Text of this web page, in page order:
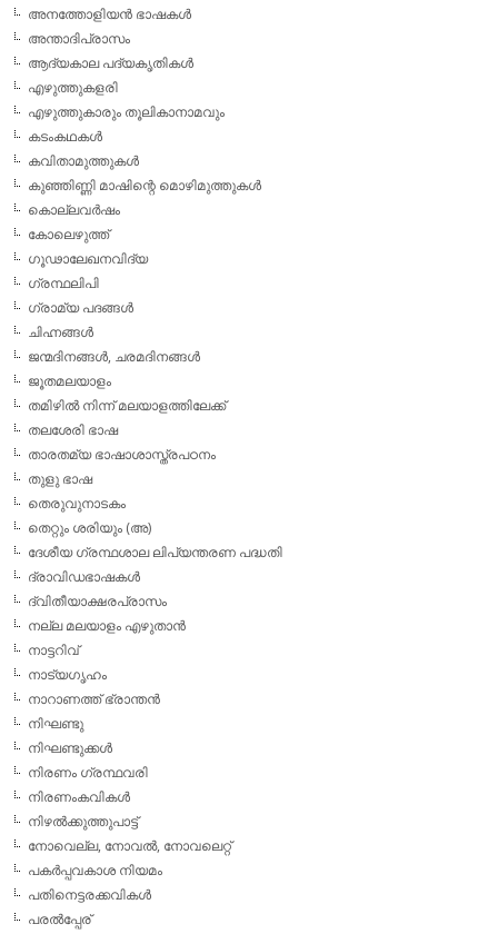
അനത്തോളിയന്‍ ഭാഷകള്‍
അന്താദിപ്രാസം
ആദ്യകാല പദ്യകൃതികള്‍
എഴുത്തുകളരി
എഴുത്തുകാരും തൂലികാനാമവും
കടംകഥകള്‍
കവിതാമുത്തുകള്‍
കുഞ്ഞിണ്ണി മാഷിന്റെ മൊഴിമുത്തുകള്‍
കൊല്ലവര്‍ഷം
കോലെഴുത്ത്
ഗൂഢാലേഖനവിദ്യ
ഗ്രന്ഥലിപി
ഗ്രാമ്യ പദങ്ങള്‍
ചിഹ്നങ്ങള്‍
ജന്മദിനങ്ങള്‍, ചരമദിനങ്ങള്‍
ജൂതമലയാളം
തമിഴില്‍ നിന്ന് മലയാളത്തിലേക്ക്
തലശേരി ഭാഷ
താരതമ്യ ഭാഷാശാസ്ത്രപഠനം
തുളു ഭാഷ
തെരുവുനാടകം
തെറ്റും ശരിയും (അ)
ദേശീയ ഗ്രന്ഥശാല ലിപ്യന്തരണ പദ്ധതി
ദ്രാവിഡഭാഷകള്‍
ദ്വിതീയാക്ഷരപ്രാസം
നല്ല മലയാളം എഴുതാന്‍
നാട്ടറിവ്
നാട്യഗൃഹം
നാറാണത്ത് ഭ്രാന്തന്‍
നിഘണ്ടു
നിഘണ്ടുക്കള്‍
നിരണം ഗ്രന്ഥവരി
നിരണംകവികള്‍
നിഴല്‍ക്കുത്തുപാട്ട്
നോവെല്ല, നോവല്‍, നോവലെറ്റ്
പകര്‍പ്പവകാശ നിയമം
പതിനെട്ടരക്കവികള്‍
പരല്‍പ്പേര്